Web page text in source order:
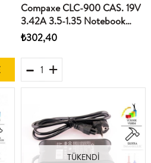
Compaxe CLC-900 CAS. 19V
3.42A 3.5-1.35 Notebook
Adaptörü
₺302,40
TÜKENDI